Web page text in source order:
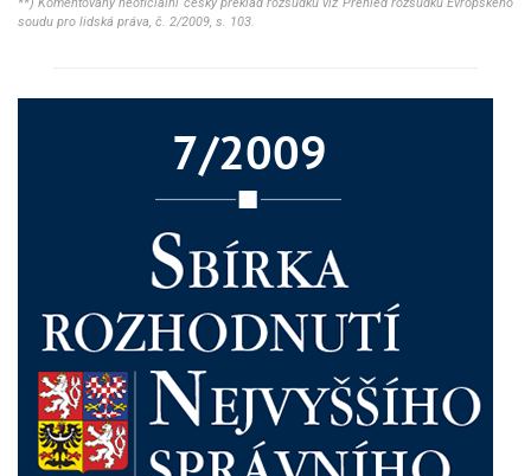
**) Komentovaný neoficiální český překlad rozsudku viz Přehled rozsudků Evropského
soudu pro lidská práva, č. 2/2009, s. 103.